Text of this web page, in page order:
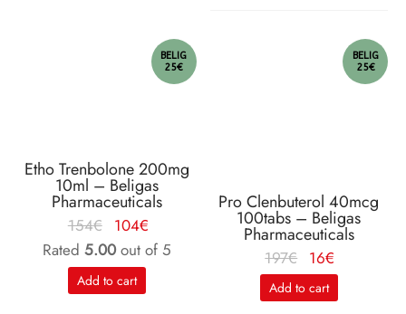
99€.
BELIG
25€
Etho Trenbolone 200mg
10ml – Beligas
Pharmaceuticals
154€
Le
prix
initial
était :
104€
prix
Rated5.00out of 5
Add to cart
BELIG
25€
Pro Clenbuterol 40mcg
100tabs – Beligas
Pharmaceuticals
197€
Le
prix
initial
16€
actuel
Add to cart